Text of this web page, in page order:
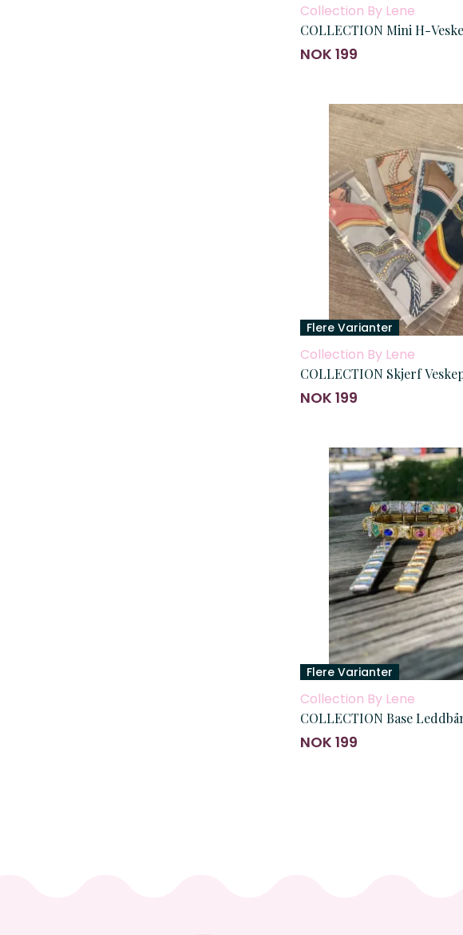
Collection By Lene
COLLECTION Mini H-
NOK 199
Flere Varianter
Collection By Lene
COLLECTION Skjerf
NOK 199
Flere Varianter
Collection By Lene
COLLECTION Base
NOK 199